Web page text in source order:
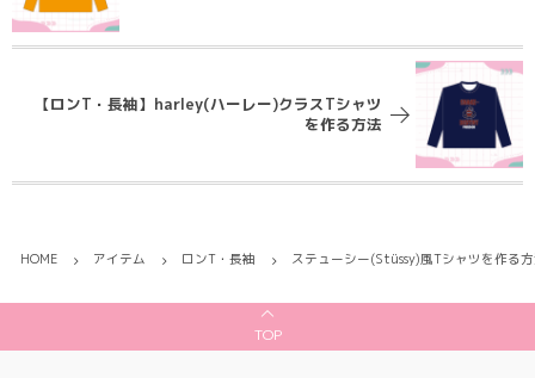
【ロンT・長袖】harley(ハーレー)クラスTシャツ
を作る方法
HOME アイテム ロンT・長袖 ステューシー(Stüssy)風Tシャツを作る
TOP